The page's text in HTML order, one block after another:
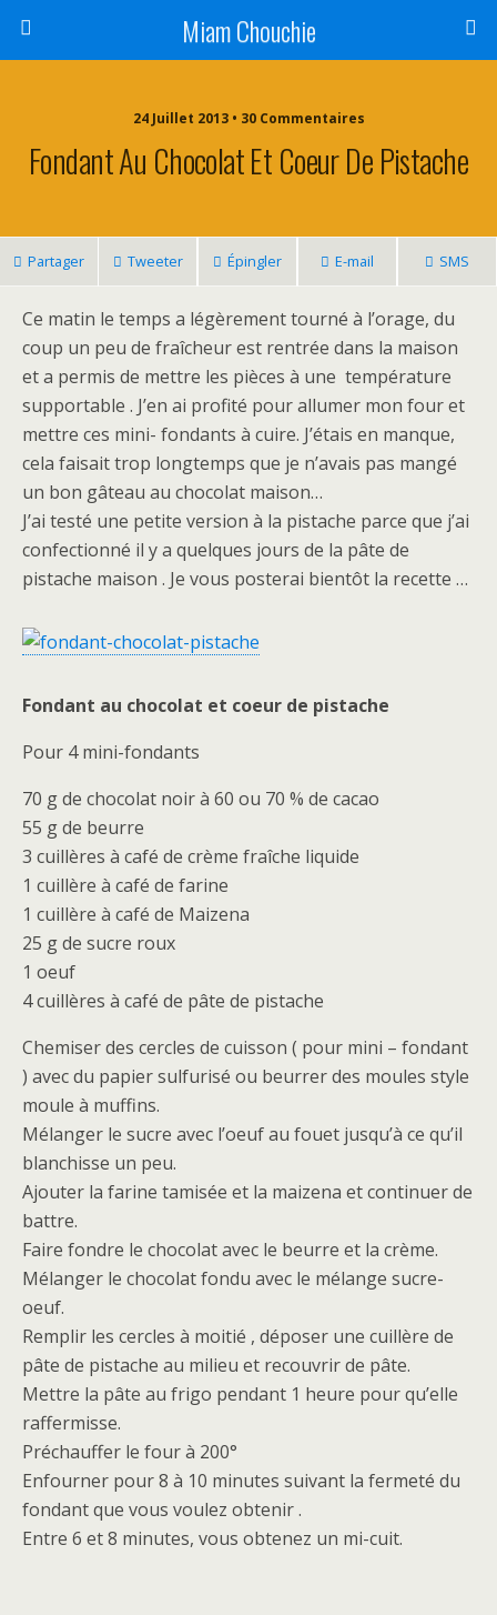
Miam Chouchie
24 Juillet 2013 • 30 Commentaires
Fondant Au Chocolat Et Coeur De Pistache
Partager Tweeter Épingler E-mail SMS
Ce matin le temps a légèrement tourné à l’orage, du
coup un peu de fraîcheur est rentrée dans la maison
et a permis de mettre les pièces à une température
supportable . J’en ai profité pour allumer mon four et
mettre ces mini- fondants à cuire. J’étais en manque,
cela faisait trop longtemps que je n’avais pas mangé
un bon gâteau au chocolat maison…
J’ai testé une petite version à la pistache parce que j’ai
confectionné il y a quelques jours de la pâte de
pistache maison . Je vous posterai bientôt la recette …
Fondant au chocolat et coeur de pistache
Pour 4 mini-fondants
70 g de chocolat noir à 60 ou 70 % de cacao
55 g de beurre
3 cuillères à café de crème fraîche liquide
1 cuillère à café de farine
1 cuillère à café de Maizena
25 g de sucre roux
1 oeuf
4 cuillères à café de pâte de pistache
Chemiser des cercles de cuisson ( pour mini – fondant
) avec du papier sulfurisé ou beurrer des moules style
moule à muffins.
Mélanger le sucre avec l’oeuf au fouet jusqu’à ce qu’il
blanchisse un peu.
Ajouter la farine tamisée et la maizena et continuer de
battre.
Faire fondre le chocolat avec le beurre et la crème.
Mélanger le chocolat fondu avec le mélange sucre-
oeuf.
Remplir les cercles à moitié , déposer une cuillère de
pâte de pistache au milieu et recouvrir de pâte.
Mettre la pâte au frigo pendant 1 heure pour qu’elle
raffermisse.
Préchauffer le four à 200°
Enfourner pour 8 à 10 minutes suivant la fermeté du
fondant que vous voulez obtenir .
Entre 6 et 8 minutes, vous obtenez un mi-cuit.